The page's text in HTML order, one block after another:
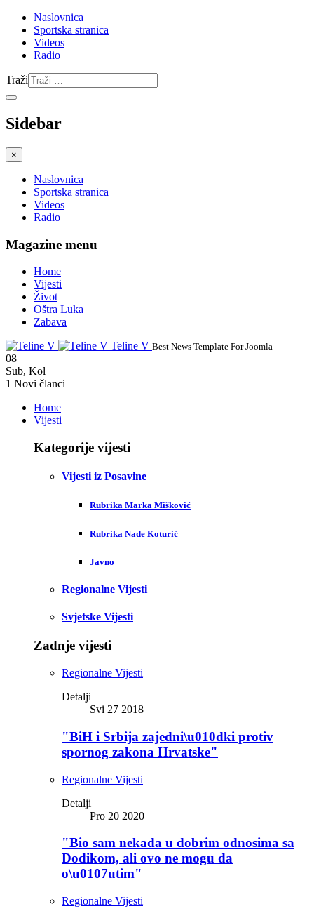
Naslovnica
Sportska stranica
Videos
Radio
Traži
Sidebar
×
Naslovnica
Sportska stranica
Videos
Radio
Magazine menu
Home
Vijesti
Život
Oštra Luka
Zabava
Teline V Best News Template For Joomla
08
Sub, Kol
1 Novi članci
Home
Vijesti
Kategorije vijesti
Vijesti iz Posavine
Rubrika Marka Mišković
Rubrika Nade Koturić
Javno
Regionalne Vijesti
Svjetske Vijesti
Zadnje vijesti
Regionalne Vijesti
Detalji
Svi 27 2018
"BiH i Srbija zajedni\u010dki protiv
spornog zakona Hrvatske"
Regionalne Vijesti
Detalji
Pro 20 2020
"Bio sam nekada u dobrim odnosima sa
Dodikom, ali ovo ne mogu da
o\u0107utim"
Regionalne Vijesti